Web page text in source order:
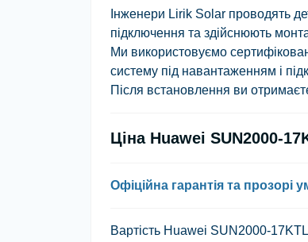
Інженери Lirik Solar проводять
підключення та здійснюють
Ми використовуємо
систему під навантаженням і
Після встановлення ви
Ціна Huawei SUN2000-
Офіційна гарантія та прозорі
Вартість Huawei SUN2000-